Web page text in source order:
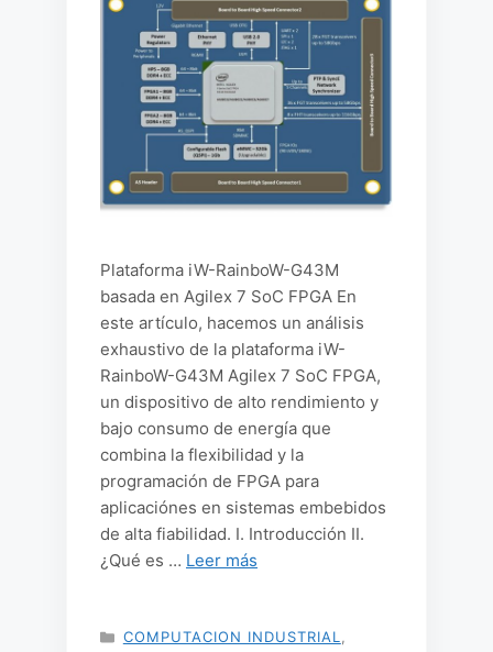
Plataforma iW-RainboW-G43M
basada en Agilex 7 SoC FPGA En
este artículo, hacemos un análisis
exhaustivo de la plataforma iW-
RainboW-G43M Agilex 7 SoC FPGA,
un dispositivo de alto rendimiento y
bajo consumo de energía que
combina la flexibilidad y la
programación de FPGA para
aplicaciónes en sistemas embebidos
de alta fiabilidad. I. Introducción II.
¿Qué es … Leer más
CATEGORÍAS
COMPUTACION INDUSTRIAL